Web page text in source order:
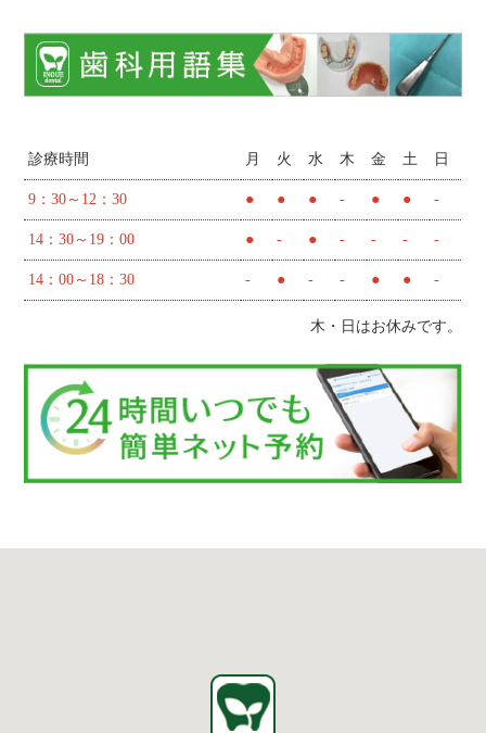
診療時間 月 火 水 木 金 土 日
9：30～12：30 ● ● ● - ● ● -
14：30～19：00 ● - ● - - - -
14：00～18：30 - ● - - ● ● -
木・日はお休みです。